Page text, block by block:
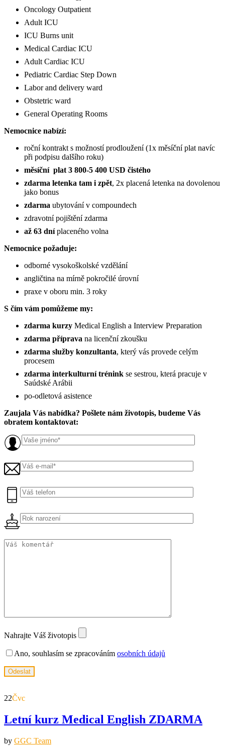
Oncology Outpatient
Adult ICU
ICU Burns unit
Medical Cardiac ICU
Adult Cardiac ICU
Pediatric Cardiac Step Down
Labor and delivery ward
Obstetric ward
General Operating Rooms
Nemocnice nabízí:
roční kontrakt s možností prodloužení (1x měsíční plat navíc
při podpisu dalšího roku)
měsíční plat 3 800-5 400 USD čistého
zdarma letenka tam i zpět, 2x placená letenka na dovolenou
jako bonus
zdarma ubytování v compoundech
zdravotní pojištění zdarma
až 63 dníplaceného volna
Nemocnice požaduje:
odborné vysokoškolské vzdělání
angličtina na mírně pokročilé úrovní
praxe v oboru min. 3 roky
S čím vám pomůžeme my:
zdarma kurzy Medical English a Interview Preparation
zdarma příprava na licenční zkoušku
zdarma služby konzultanta, který vás provede celým
procesem
zdarma interkulturní trénink se sestrou, která pracuje v
Saúdské Arábii
po-odletová asistence
Zaujala Vás nabídka? Pošlete nám životopis, budeme Vás
obratem kontaktovat:
Nahrajte Váš životopis
Ano, souhlasím se zpracováním osobních údajů
22Čvc
Letní kurz Medical English ZDARMA
by GGC Team